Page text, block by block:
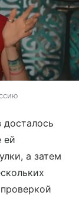
досталось
ей
а затем